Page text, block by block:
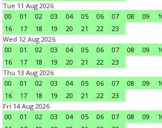
Tue 11 Aug 2026
00
01 02 03 04 05 06 07 08 09
16
17 18 19 20 21 22
23
Wed 12 Aug 2026
00
01 02 03 04 05 06 07 08 09
16
17 18 19 20 21 22
23
Thu 13 Aug 2026
00
01 02 03 04 05 06 07 08 09
16
17 18 19 20 21 22
23
Fri 14 Aug 2026
00
01 02 03 04 05 06 07 08 09